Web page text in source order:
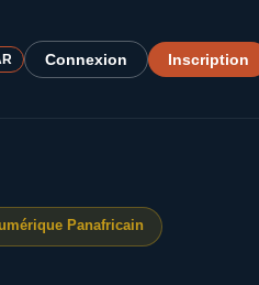
Connexion Inscription
Panafricain